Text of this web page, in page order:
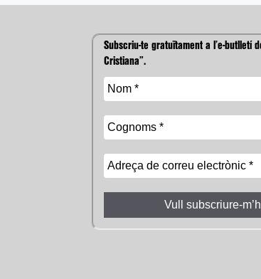
Subscriu-te gratuïtament a l’e-butlletí
Cristiana”.